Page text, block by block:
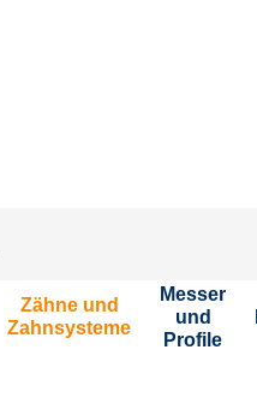
Zähne und
Zahnsysteme
Messer
und
Profile